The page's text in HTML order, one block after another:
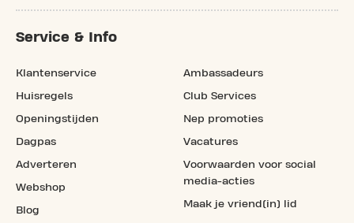
Service & Info
Klantenservice
Huisregels
Openingstijden
Dagpas
Adverteren
Webshop
Blog
Ambassadeurs
Club Services
Nep promoties
Vacatures
Voorwaarden voor social
media-acties
Maak je vriend(in) lid